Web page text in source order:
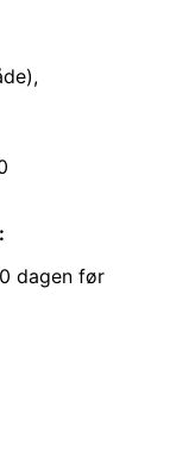
dagen før